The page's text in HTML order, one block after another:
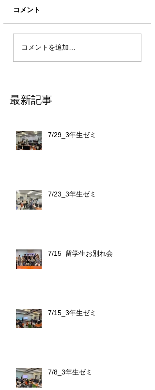
コメント
コメントを追加…
最新記事
7/29_3年生ゼミ
7/23_3年生ゼミ
7/15_留学生お別れ会
7/15_3年生ゼミ
7/8_3年生ゼミ